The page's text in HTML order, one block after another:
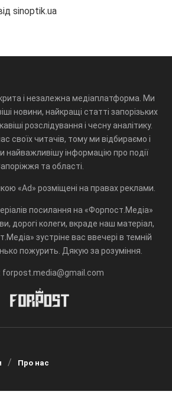
sinoptik.ua
і незалежна медіаплатформа. Ми
новини, найкращі статті запорізьких
розслідування і чесну аналітику.
своїх читачів, тому ми відбираємо і
найважливішу інформацію про події
та області.
«Ad» розміщені на правах реклами.
посилання на «Форпост.Медіа»
дорогі колеги, вкраде наш матеріал,
зустріне вас ввечері в темній
пожурить. Дякую за розуміння.
forpost.media@gmail.com
Про нас